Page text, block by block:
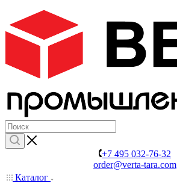
+7 495 032-76-32
order@verta-tara.com
Каталог